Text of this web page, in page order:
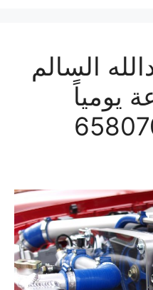
السالم
ساعة يومياً